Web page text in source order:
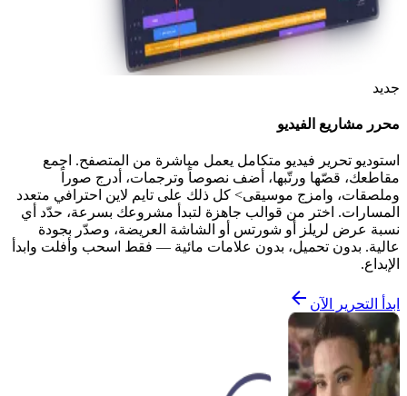
جديد
محرر مشاريع الفيديو
استوديو تحرير فيديو متكامل يعمل مباشرة من المتصفح. اجمع
مقاطعك، قصّها ورتّبها، أضف نصوصاً وترجمات، أدرج صوراً
وملصقات، وامزج موسيقى> كل ذلك على تايم لاين احترافي متعدد
المسارات. اختر من قوالب جاهزة لتبدأ مشروعك بسرعة، حدّد أي
نسبة عرض لريلز أو شورتس أو الشاشة العريضة، وصدّر بجودة
عالية. بدون تحميل، بدون علامات مائية — فقط اسحب وأفلت وابدأ
الإبداع.
ابدأ التحرير الآن